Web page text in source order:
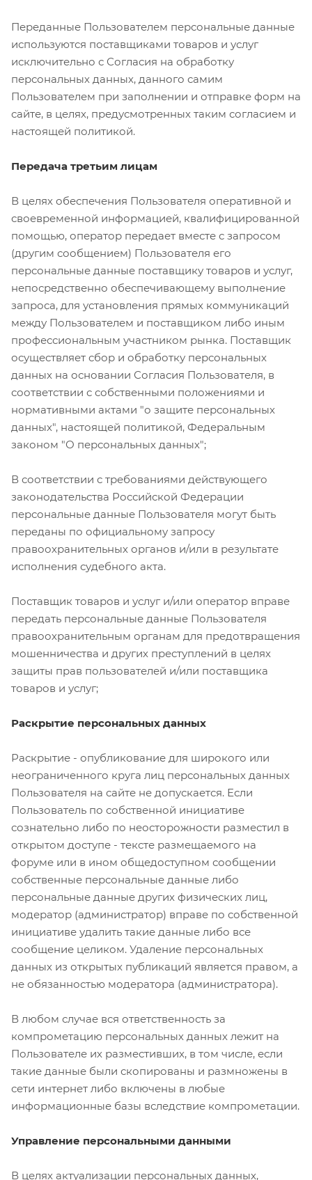
Переданные Пользователем персональные данные
используются поставщиками товаров и услуг
исключительно с Согласия на обработку
персональных данных, данного самим
Пользователем при заполнении и отправке форм на
сайте, в целях, предусмотренных таким согласием и
настоящей политикой.
Передача третьим лицам
В целях обеспечения Пользователя оперативной и
своевременной информацией, квалифицированной
помощью, оператор передает вместе с запросом
(другим сообщением) Пользователя его
персональные данные поставщику товаров и услуг,
непосредственно обеспечивающему выполнение
запроса, для установления прямых коммуникаций
между Пользователем и поставщиком либо иным
профессиональным участником рынка. Поставщик
осуществляет сбор и обработку персональных
данных на основании Согласия Пользователя, в
соответствии с собственными положениями и
нормативными актами "о защите персональных
данных", настоящей политикой, Федеральным
законом "О персональных данных";
В соответствии с требованиями действующего
законодательства Российской Федерации
персональные данные Пользователя могут быть
переданы по официальному запросу
правоохранительных органов и/или в результате
исполнения судебного акта.
Поставщик товаров и услуг и/или оператор вправе
передать персональные данные Пользователя
правоохранительным органам для предотвращения
мошенничества и других преступлений в целях
защиты прав пользователей и/или поставщика
товаров и услуг;
Раскрытие персональных данных
Раскрытие - опубликование для широкого или
неограниченного круга лиц персональных данных
Пользователя на сайте не допускается. Если
Пользователь по собственной инициативе
сознательно либо по неосторожности разместил в
открытом доступе - тексте размещаемого на
форуме или в ином общедоступном сообщении
собственные персональные данные либо
персональные данные других физических лиц,
модератор (администратор) вправе по собственной
инициативе удалить такие данные либо все
сообщение целиком. Удаление персональных
данных из открытых публикаций является правом, а
не обязанностью модератора (администратора).
В любом случае вся ответственность за
компрометацию персональных данных лежит на
Пользователе их разместивших, в том числе, если
такие данные были скопированы и размножены в
сети интернет либо включены в любые
информационные базы вследствие компрометации.
Управление персональными данными
В целях актуализации персональных данных,